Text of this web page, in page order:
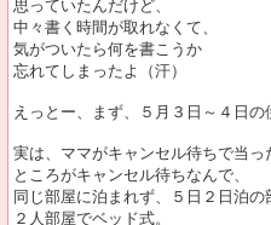
思っていたんだけど、
中々書く時間が取れなくて、
気がついたら何を書こうか
忘れてしまったよ（汗）
えっとー、まず、５月３日～４日の
実は、ママがキャンセル待ちで当っ
ところがキャンセル待ちなんで、
同じ部屋に泊まれず、５日２日泊の
２人部屋でベッド式。